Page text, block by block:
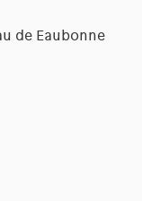
de Eaubonne